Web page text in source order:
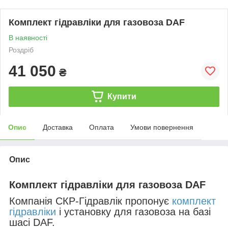
Комплект гідравліки для газовоза DAF
В наявності
Роздріб
41 050 ₴
Купити
Опис Доставка Оплата Умови повернення
Опис
Комплект гідравліки для газовоза DAF
Компанія СКР-Гідравлік пропонує комплект
гідравліки і установку для газовоза на базі
шасі DAF.